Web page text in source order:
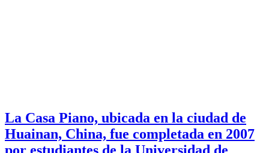
La Casa Piano, ubicada en la ciudad de
Huainan, China, fue completada en 2007
por estudiantes de la Universidad de